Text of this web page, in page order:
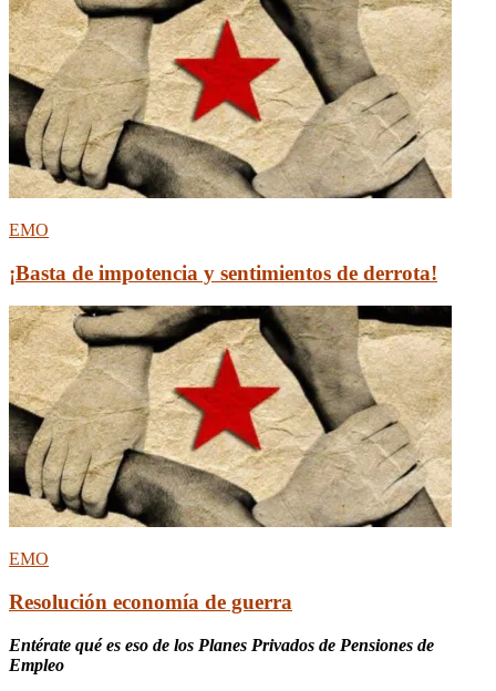
EMO
¡Basta de impotencia y sentimientos de derrota!
EMO
Resolución economía de guerra
Entérate qué es eso de los Planes Privados de Pensiones de
Empleo